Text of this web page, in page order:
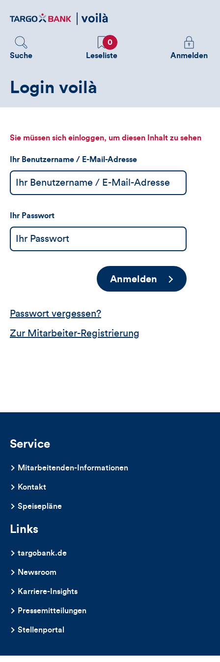
zum
Suche
Favoriten
0
Leseliste
Melden
Sie
sehen
Anmelden
Login voilà
Sie müssen sich einloggen, um diesen Inhalt zu sehen
Ihr Benutzername / E-Mail-Adresse
Ihr Passwort
Anmelden
Passwort vergessen?
Zur Mitarbeiter-Registrierung
Service
Mitarbeitenden-Informationen
Kontakt
Speisepläne
Links
targobank.de
Newsroom
Karriere-Insights
Pressemitteilungen
Stellenportal